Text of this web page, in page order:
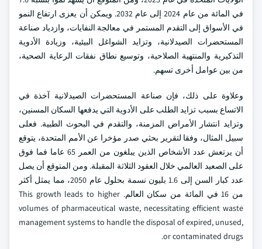
في المائة من عام 2024 إلى عام 2032. ويمكن أن يعزى ارتفاع النمو
في الأسواق إلى التقدم المستمر في معالجة النفايات، وازدياد صناعة
المستحضرات الصيدلانية، وتزايد الشواغل البيئية، وزيادة الأدوية
التذكيرية والمنتهية الصلاحية، وتوسيع نطاق نفقات الرعاية الصحية،
من بين عوامل أخرى تسهم.
وعلاوة على ذلك، فإن صناعة المستحضرات الصيدلانية آخذة في
الاتساع بسبب تزايد الطلب على الأدوية التي يدفعها السكان المسنين،
وتزايد انتشار الأمراض المزمنة، والتقدم في البحوث الطبية. فعلى
سبيل المثال، وفقا لتقرير بحثي صدر مؤخرا عن الأمم المتحدة، يتوقع
أن يرتعش عدد الأشخاص الذين يبلغون من العمر 65 عاما فما فوق
على الصعيد العالمي خلال العقود الثلاثة المقبلة. ومن المتوقع أن يصل
عدد كبار السن إلى 1.6 بليون نسمة بحلول عام 2050، مما يمثل أكثر
من 16 في المائة من سكان العالم. This growth leads to higher
volumes of pharmaceutical waste, necessitating efficient waste
management systems to handle the disposal of expired, unused,
or contaminated drugs.